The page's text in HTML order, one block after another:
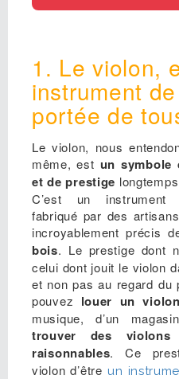
1. Le violon,
instrument
portée de
Le violon, nous
même, est un symbole
et de prestige
C’est un instrument
fabriqué par des
incroyablement précis
bois. Le prestige dont
celui dont jouit le violon
et non pas au regard du
pouvez louer un violon
musique, d’un
trouver des
raisonnables. Ce
violon d’être un